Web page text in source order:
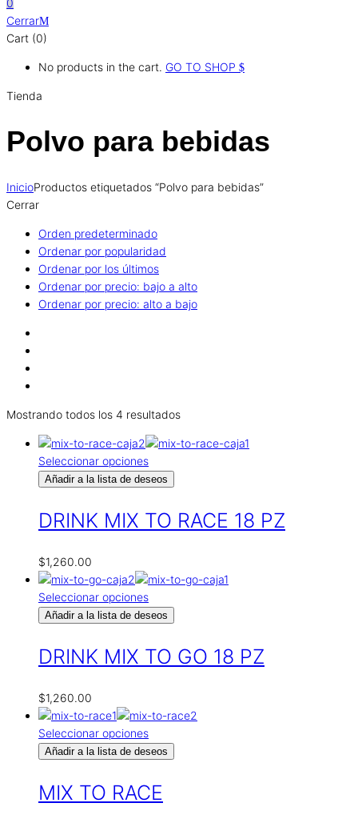
0
Cerrar
Cart (0)
No products in the cart. GO TO SHOP
Tienda
Polvo para bebidas
InicioProductos etiquetados “Polvo para bebidas”
Cerrar
Orden predeterminado
Ordenar por popularidad
Ordenar por los últimos
Ordenar por precio: bajo a alto
Ordenar por precio: alto a bajo
Mostrando todos los 4 resultados
Seleccionar opciones
Añadir a la lista de deseos
DRINK MIX TO RACE 18 PZ
$1,260.00
Seleccionar opciones
Añadir a la lista de deseos
DRINK MIX TO GO 18 PZ
$1,260.00
Seleccionar opciones
Añadir a la lista de deseos
MIX TO RACE